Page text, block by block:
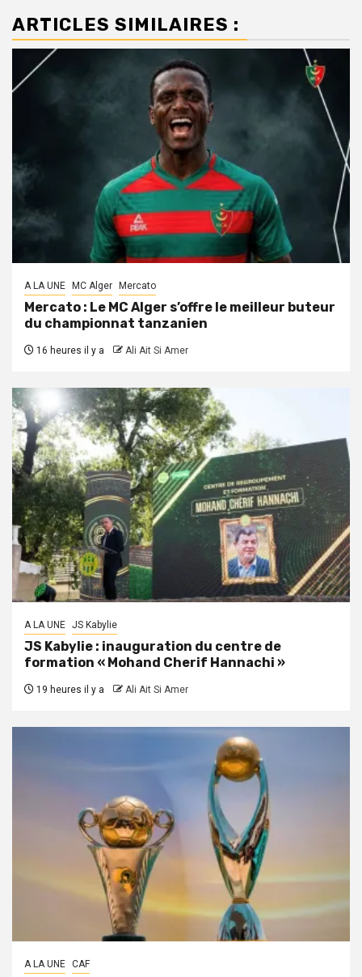
ARTICLES SIMILAIRES :
A LA UNE MC Alger Mercato
Mercato : Le MC Alger s’offre le meilleur buteur
du championnat tanzanien
16 heures il y a Ali Ait Si Amer
A LA UNE JS Kabylie
JS Kabylie : inauguration du centre de
formation « Mohand Cherif Hannachi »
19 heures il y a Ali Ait Si Amer
A LA UNE CAF